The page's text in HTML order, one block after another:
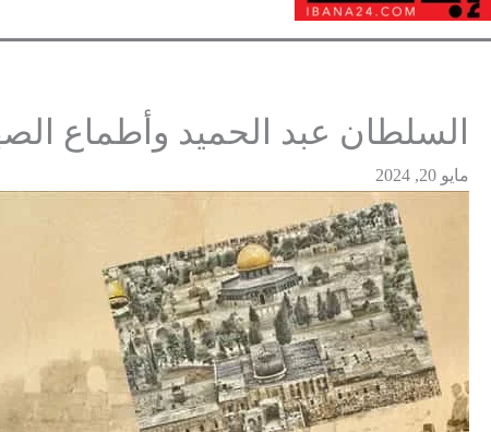
السلطان عبد الحميد وأطماع
مايو 20, 2024